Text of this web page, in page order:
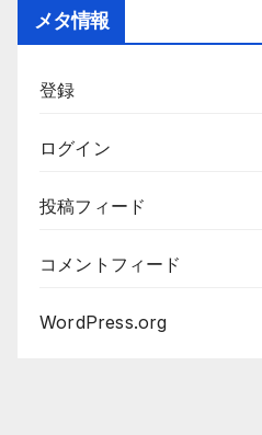
メタ情報
登録
ログイン
投稿フィード
コメントフィード
WordPress.org